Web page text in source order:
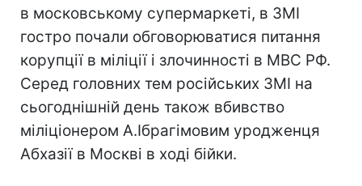
в московському супермаркеті, в ЗМІ
гостро почали обговорюватися питання
корупції в міліції і злочинності в МВС РФ.
Серед головних тем російських ЗМІ на
сьогоднішній день також вбивство
міліціонером А.Ібрагімовим уродженця
Абхазії в Москві в ході бійки.